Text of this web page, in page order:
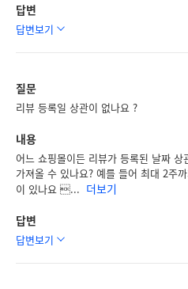
답변
답변보기
질문
리뷰 등록일 상관이 없나요 ?
내용
어느 쇼핑몰이든 리뷰가 등록된 날짜
가져올 수 있나요? 예를 들어 최대 2주
이 있나요 ... 더보기
답변
답변보기